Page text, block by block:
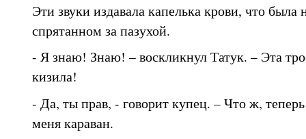
Эти звуки издавала капелька крови, что была
спрятанном за пазухой.
- Я знаю! Знаю! – воскликнул Татук. – Эта
кизила!
- Да, ты прав, - говорит купец. – Что ж,
меня караван.